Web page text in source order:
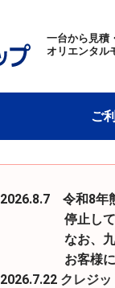
一台から見積
オリエンタル
ご
2026.8.7 令和8年
停止しておりま
なお、九州地区
お客様にはご迷
2026.7.22 クレジ